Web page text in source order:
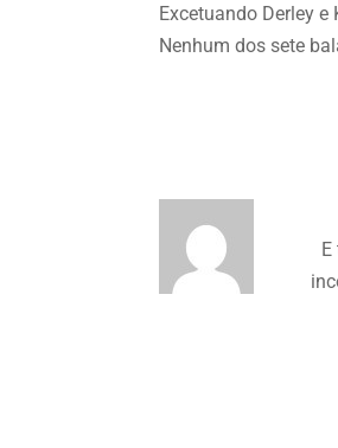
Excetuando Derley
Nenhum dos sete